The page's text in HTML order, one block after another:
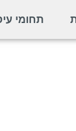
תחומי